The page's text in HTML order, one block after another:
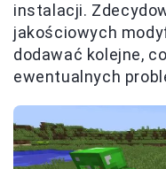
instalacji.
jakościowych
dodawać kolejne,
ewentualnych